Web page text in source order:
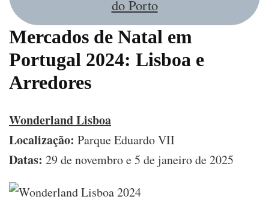
do Porto
Mercados de Natal em
Portugal 2024: Lisboa e
Arredores
Wonderland Lisboa
Localização: Parque Eduardo VII
Datas: 29 de novembro e 5 de janeiro de 2025